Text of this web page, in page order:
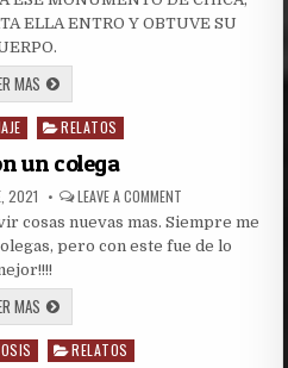
CALIENTE
ELLA ENTRO Y OBTUVE SU
MASLA
VENDEDORA
CALIENTE
RELATOS
un colega
2021 LEAVE A COMMENT
CON
COLEGA
cosas nuevas mas. Siempre me
pero con este fue de lo
MASSEXO
CON
UN
COLEGARELATOS